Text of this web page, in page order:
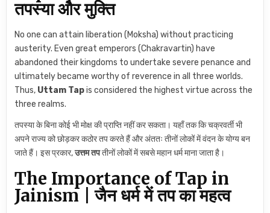
तपस्या और मुक्ति
No one can attain liberation (Moksha) without practicing
austerity. Even great emperors (Chakravartin) have
abandoned their kingdoms to undertake severe penance and
ultimately became worthy of reverence in all three worlds.
Thus, Uttam Tapis considered the highest virtue across the
three realms.
तपस्या के बिना कोई भी मोक्ष की प्राप्ति नहीं कर सकता। यहाँ तक कि चक्रवर्ती भी
अपने राज्य को छोड़कर कठोर तप करते हैं और अंततः तीनों लोकों में वंदन के योग्य बन
जाते हैं। इस प्रकार,उत्तम तपतीनों लोकों में सबसे महान धर्म माना जाता है।
The Importance of Tap in
Jainism | जैन धर्म में तप का महत्व